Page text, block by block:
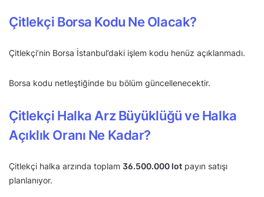
Çitlekçi Borsa Kodu Ne Olacak?
Çitlekçi’nin Borsa İstanbul’daki işlem kodu henüz açıklanmadı.
Borsa kodu netleştiğinde bu bölüm güncellenecektir.
Çitlekçi Halka Arz Büyüklüğü ve Halka
Açıklık Oranı Ne Kadar?
Çitlekçi halka arzında toplam 36.500.000 lot payın satışı
planlanıyor.